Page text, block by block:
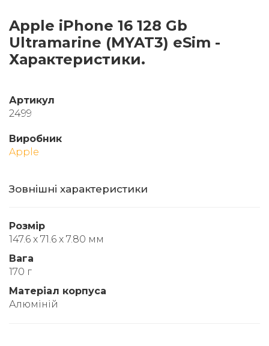
Apple iPhone 16 128 Gb
Ultramarine (MYAT3) eSim -
Характеристики.
Артикул
2499
Виробник
Apple
Зовнішні характеристики
Розмір
147.6 x 71.6 x 7.80 мм
Вага
170 г
Матеріал корпуса
Алюміній